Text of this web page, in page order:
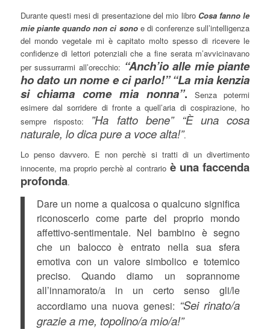
Durante questi mesi di presentazione del mio libro Cosa fanno le
miepiante quando non ci sonoe di conferenze sull’intelligenza
del mondo vegetale mi è capitato molto spesso di ricevere le
confidenze di lettori potenziali che a fine serata m’avvicinavano
per sussurrarmi all’orecchio: “Anch’io alle mie piante
ho dato un nome e ci parlo!” “La mia kenzia
si chiama come mia nonna”. Senza potermi
esimere dal sorridere di fronte a quell’aria di cospirazione, ho
sempre risposto: ”Ha fatto bene” “È una cosa
naturale, lo dica pure a voce alta!”.
Lo penso davvero. E non perchè si tratti di un divertimento
innocente, ma proprio perchè al contrarioè una faccenda
profonda.
Dare un nome a qualcosa o qualcuno significa
riconoscerlo come parte del proprio mondo
affettivo-sentimentale. Nel bambino è segno
che un balocco è entrato nella sua sfera
emotiva con un valore simbolico e totemico
preciso. Quando diamo un soprannome
all’innamorato/a in un certo senso gli/le
accordiamo una nuova genesi: “Sei rinato/a
grazie a me, topolino/a mio/a!”